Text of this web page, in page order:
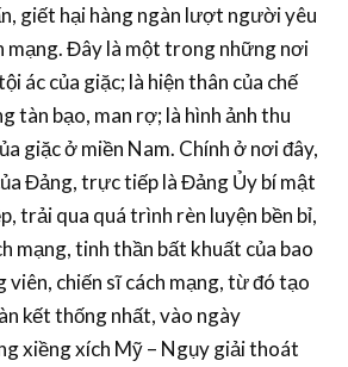
giết hại hàng ngàn lượt người yêu
mạng. Đây là một trong những nơi
ác của giặc; là hiện thân của chế
tàn bạo, man rợ; là hình ảnh thu
giặc ở miền Nam. Chính ở nơi đây,
Đảng, trực tiếp là Đảng Ủy bí mật
trải qua quá trình rèn luyện bền bỉ,
mạng, tinh thần bất khuất của bao
viên, chiến sĩ cách mạng, từ đó tạo
kết thống nhất, vào ngày
xiềng xích Mỹ – Ngụy giải thoát